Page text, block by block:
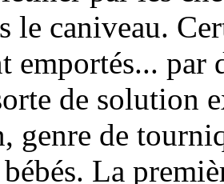
le caniveau.
emportés... par
de solution
genre de
La